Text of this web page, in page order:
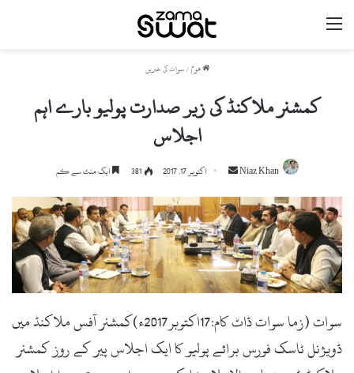
ھوم / سوات کی خبریں
کمشنر ملاکنڈ کی زیر صدارت پولیو بارے اہم
اجلاس
Niaz Khan
n
d
a
n
e
a
i
l
اکتوبر 17, 2017 381 ایک منٹ سے کم
سوات (زما سوات ڈاٹ کام:17اکتوبر2017ء)کمشنر آفس ملاکنڈ میں
ڈویژنل ٹاسک فورس برائے پولیو کا ایک اجلاس پیر کے روز کمشنر